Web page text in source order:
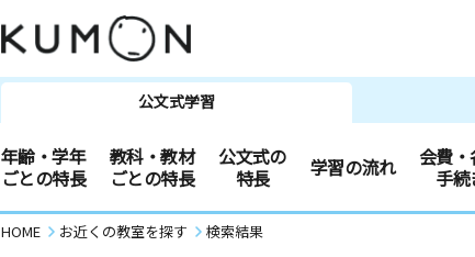
公文式学習
年齢・学年
ごとの特長
教科・教材
ごとの特長
公文式の
特長
学習の流れ
会費
手続
HOME お近くの教室を探す 検索結果